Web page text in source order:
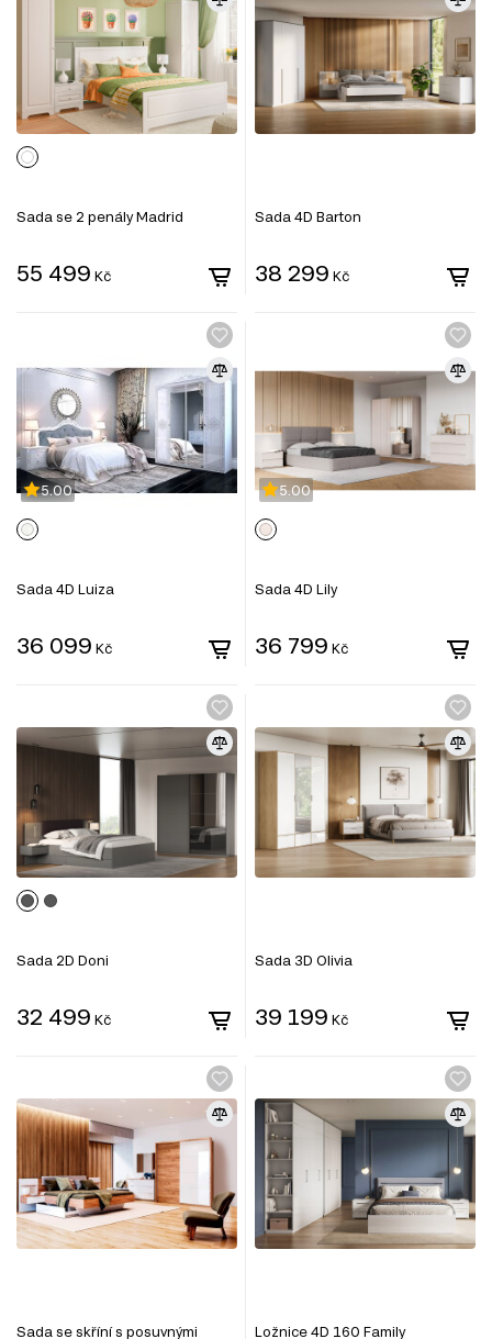
Sada se 2 penály Madrid
55 499 Kč
Sada 4D Barton
38 299 Kč
5.00
Sada 4D Luiza
36 099 Kč
5.00
Sada 4D Lily
36 799 Kč
Sada 2D Doni
32 499 Kč
Sada 3D Olivia
39 199 Kč
Sada se skříní s posuvnými
Ložnice 4D 160 Family